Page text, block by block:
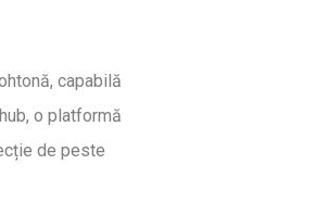
capabilă
o platformă
de peste